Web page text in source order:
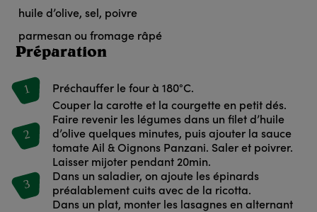
huile d’olive, sel, poivre
parmesan ou fromage râpé
Préparation
1 Préchauffer le four à 180°C.
2
Couper la carotte et la courgette en petit dés.
Faire revenir les légumes dans un filet d’huile
d’olive quelques minutes, puis ajouter la sauce
tomate Ail & Oignons Panzani. Saler et poivrer.
Laisser mijoter pendant 20min.
3
Dans un saladier, on ajoute les épinards
préalablement cuits avec de la ricotta.
Dans un plat, monter les lasagnes en alternant